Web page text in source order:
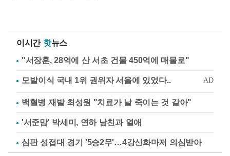
이시간 핫뉴스
"서장훈, 28억에 산 서초 건물 450억에 매물로"
백혈병 재발 최성원 "치료가 날 죽이는 것 같아"
'서준맘' 박세미, 연하 남친과 열애
심판 성접대 경기 '5승2무'…4강신화마저 의심받아